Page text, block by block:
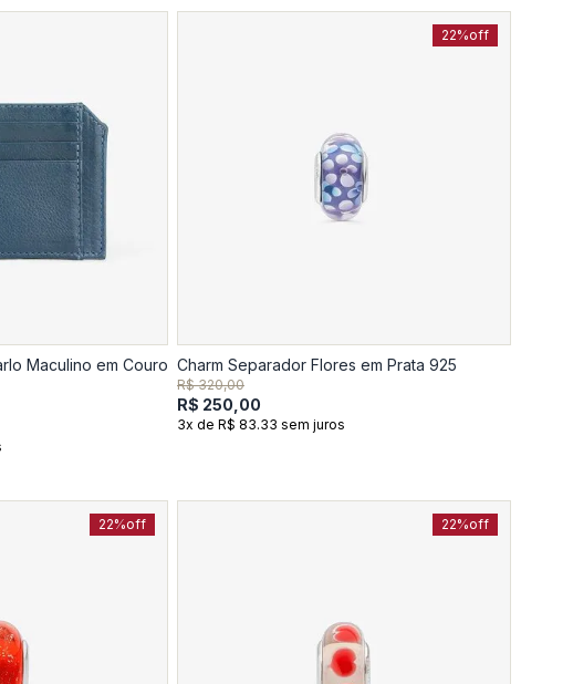
Maculino em Couro
22%off
Charm Separador Flores em Prata 925
R$ 320,00
R$ 250,00
3x de R$ 83.33 sem juros
22%off 22%off